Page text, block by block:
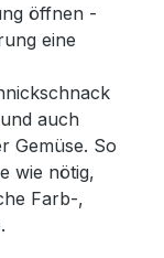
öffnen -
eine
auch
Gemüse. So
wie nötig,
Farb-,